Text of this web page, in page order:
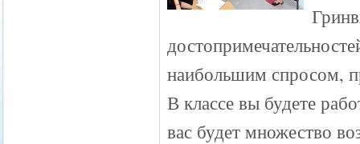
наибольшим спросом,
В классе вы будете
вас будет множество